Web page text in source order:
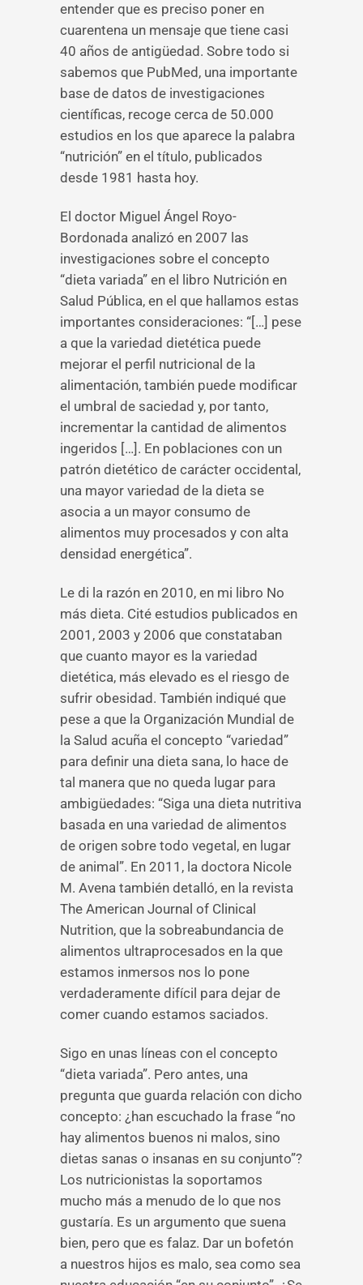
entender que es preciso poner en
cuarentena un mensaje que tiene casi
40 años de antigüedad. Sobre todo si
sabemos que PubMed, una importante
base de datos de investigaciones
científicas, recoge cerca de 50.000
estudios en los que aparece la palabra
“nutrición” en el título, publicados
desde 1981 hasta hoy.
El doctor Miguel Ángel Royo-
Bordonada analizó en 2007 las
investigaciones sobre el concepto
“dieta variada” en el libro Nutrición en
Salud Pública, en el que hallamos estas
importantes consideraciones: “[…] pese
a que la variedad dietética puede
mejorar el perfil nutricional de la
alimentación, también puede modificar
el umbral de saciedad y, por tanto,
incrementar la cantidad de alimentos
ingeridos […]. En poblaciones con un
patrón dietético de carácter occidental,
una mayor variedad de la dieta se
asocia a un mayor consumo de
alimentos muy procesados y con alta
densidad energética”.
Le di la razón en 2010, en mi libro No
más dieta. Cité estudios publicados en
2001, 2003 y 2006 que constataban
que cuanto mayor es la variedad
dietética, más elevado es el riesgo de
sufrir obesidad. También indiqué que
pese a que la Organización Mundial de
la Salud acuña el concepto “variedad”
para definir una dieta sana, lo hace de
tal manera que no queda lugar para
ambigüedades: “Siga una dieta nutritiva
basada en una variedad de alimentos
de origen sobre todo vegetal, en lugar
de animal”. En 2011, la doctora Nicole
M. Avena también detalló, en la revista
The American Journal of Clinical
Nutrition, que la sobreabundancia de
alimentos ultraprocesados en la que
estamos inmersos nos lo pone
verdaderamente difícil para dejar de
comer cuando estamos saciados.
Sigo en unas líneas con el concepto
“dieta variada”. Pero antes, una
pregunta que guarda relación con dicho
concepto: ¿han escuchado la frase “no
hay alimentos buenos ni malos, sino
dietas sanas o insanas en su conjunto”?
Los nutricionistas la soportamos
mucho más a menudo de lo que nos
gustaría. Es un argumento que suena
bien, pero que es falaz. Dar un bofetón
a nuestros hijos es malo, sea como sea